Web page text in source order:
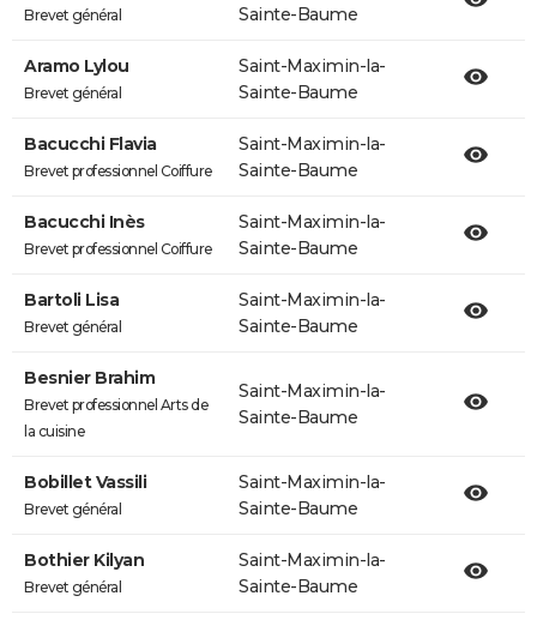
Brevet général
Sainte-Baume
Aramo Lylou
Brevet général
Saint-Maximin-la-
Sainte-Baume
Bacucchi Flavia
Brevet professionnel Coiffure
Saint-Maximin-la-
Sainte-Baume
Bacucchi Inès
Brevet professionnel Coiffure
Saint-Maximin-la-
Sainte-Baume
Bartoli Lisa
Brevet général
Saint-Maximin-la-
Sainte-Baume
Besnier Brahim
Brevet professionnel Arts de
la cuisine
Saint-Maximin-la-
Sainte-Baume
Bobillet Vassili
Brevet général
Saint-Maximin-la-
Sainte-Baume
Bothier Kilyan
Brevet général
Saint-Maximin-la-
Sainte-Baume